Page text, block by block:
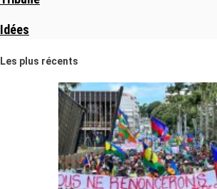
Idées
Les plus récents